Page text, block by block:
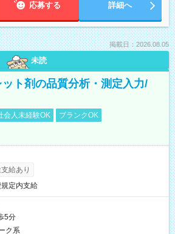
応募する 詳細へ
掲載日：2026.08.05
未読
ット剤の品質分析・測定入力/
会人未経験OK
ブランクOK
給あり
定内支給
5分
ク系